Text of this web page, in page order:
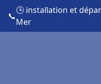
📞
🕒 installation et
Mer